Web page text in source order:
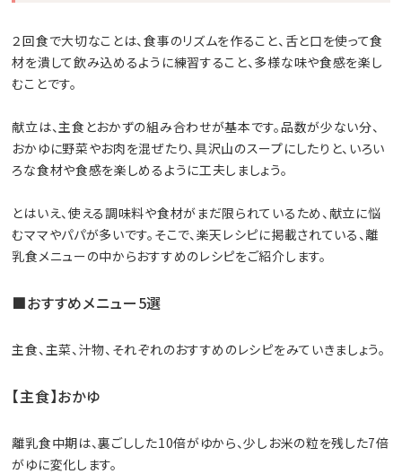
２回食で大切なことは、食事のリズムを作ること、舌と口を使って食
材を潰して飲み込めるように練習すること、多様な味や食感を楽し
むことです。
献立は、主食とおかずの組み合わせが基本です。品数が少ない分、
おかゆに野菜やお肉を混ぜたり、具沢山のスープにしたりと、いろい
ろな食材や食感を楽しめるように工夫しましょう。
とはいえ、使える調味料や食材がまだ限られているため、献立に悩
むママやパパが多いです。そこで、楽天レシピに掲載されている、離
乳食メニューの中からおすすめのレシピをご紹介します。
■おすすめメニュー5選
主食、主菜、汁物、それぞれのおすすめのレシピをみていきましょう。
【主食】おかゆ
離乳食中期は、裏ごしした10倍がゆから、少しお米の粒を残した7倍
がゆに変化します。